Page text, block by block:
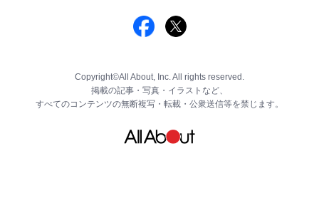
Copyright©All About, Inc. All rights reserved.
掲載の記事・写真・イラストなど、
すべてのコンテンツの無断複写・転載・公衆送信等を禁じます。